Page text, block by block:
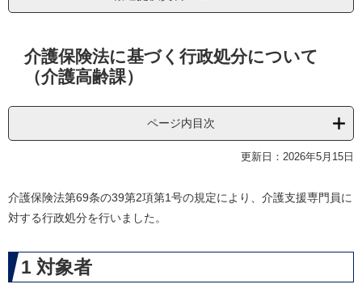
介護保険法に基づく行政処分について
（介護高齢課）
ページ内目次
更新日：2026年5月15日
介護保険法第69条の39第2項第1号の規定により、介護支援専門員に
対する行政処分を行いました。
1 対象者